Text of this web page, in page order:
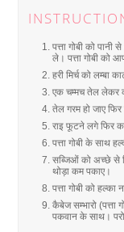
पत्ता गोबी को
ले। पत्ता गोबी को
हरी मिर्च को लम्बा
एक चम्मच तेल लेकर
तेल गरम हो जाए
राइ फूटने लगे फिर
पत्ता गोबी के साथ
सब्जिओं को अच्छे से
थोड़ा कम पकाए।
पत्ता गोबी को
कैबेज सम्भारो (पत्ता
पकवान के साथ।